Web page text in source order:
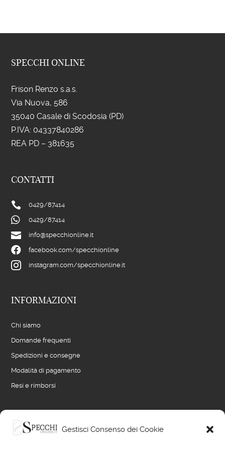
Gestisci Consenso dei Cookie
SPECCHI ONLINE
Frison Renzo s.a.s.
Via Nuova, 586
35040 Casale di Scodosia (PD)
P.IVA: 04337840286
REA PD – 381635
CONTATTI
 0429/87414
 0429/87414
 info@specchionline.it
 facebook.com/specchionline
 instagram.com/specchionline.it
INFORMAZIONI
Chi siamo
Domande frequenti
Spedizioni e consegne
Modalità di pagamento
Resi e rimborsi
LINK UTILI